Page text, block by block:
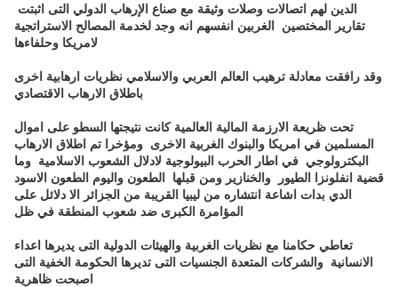
الدين لهم اتصالات وصلات وثيقة مع صناع الإرهاب الدولي التى اثبتت
تقارير المختصين الغربين انفسهم انه وجد لخدمة المصالح الاستراتجية
لامريكا وحلفاءها
وقد رافقت معادلة ترهيب العالم العربي والاسلامي نظريات ارهابية اخرى
باطلاق الارهاب الاقتصادي
تحت ظريعة الارزمة المالية العالمية كانت نتيجتها السطو على اموال
المسلمين في امريكا والبنوك الغربية الاخرى ومؤخرا تم اطلاق الارهاب
البكترولوجي في اطار الحرب البيولوجية لادلال الشعوب الاسلامية وما
قضية انفلونزا الطيور والخنازير ومن قبلها الطعون واليوم الطعون الاسود
الدي بدات اشاعة انتشاره من ليبيا القريبة من الجزائر الا دلائل على
المؤامرة الكبرى ضد شعوب المنطقة في ظل
تعاطي حكامنا مع نظريات الغربية والهيئات الدولية التى يديرها اعداء
الانسانية والشركات المتعدة الجنسيات التى تديرها الحكومة الخفية التى
اصبحت ظاهرية